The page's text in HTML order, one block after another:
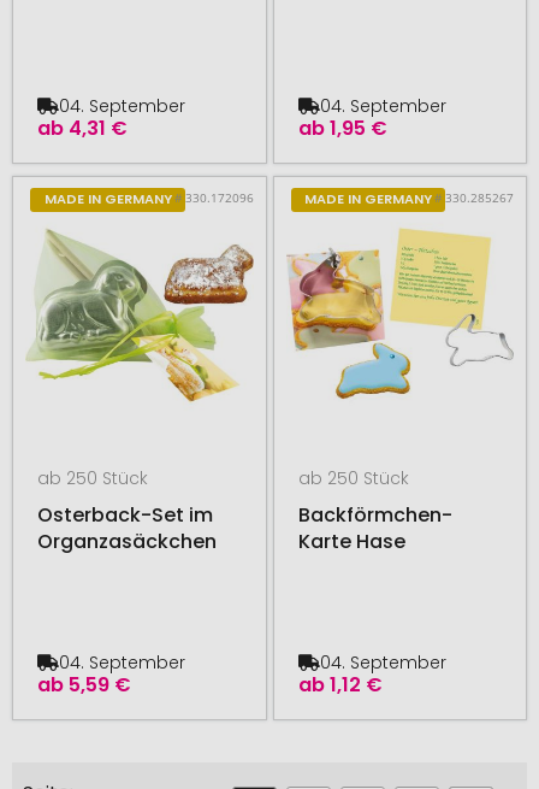
ab 4,31 €
04. September
ab1,95 €
04. September
MADE IN GERMANY# 330.172096
ab 250 Stück
Osterback-Set im
Organzasäckchen
ab 5,59 €
04. September
MADE IN GERMANY# 330.285267
ab 250 Stück
Backförmchen-
Karte Hase
ab1,12 €
04. September